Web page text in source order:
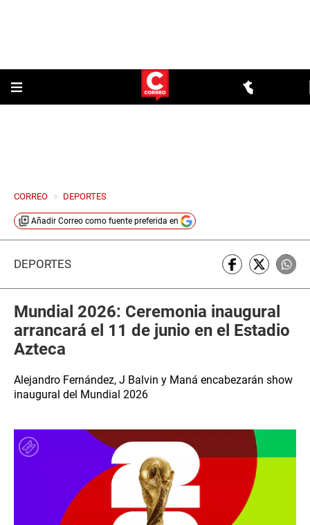
CORREO > DEPORTES
Añadir Correo como fuente preferida en
DEPORTES
Mundial 2026: Ceremonia inaugural
arrancará el 11 de junio en el Estadio
Azteca
Alejandro Fernández, J Balvin y Maná encabezarán show
inaugural del Mundial 2026